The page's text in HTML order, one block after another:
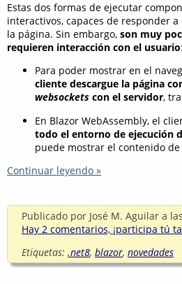
Estas dos formas de ejecutar
interactivos, capaces de responder
la página. Sin embargo, son muy
requieren interacción con el usuario
Para poder mostrar en el
cliente descargue la página
websockets con el servidor,
En Blazor WebAssembly, el
todo el entorno de ejecución
puede mostrar el contenido
Continuar leyendo »
Publicado por José M. Aguilar a
Hay 2 comentarios, ¡participa tú
Etiquetas: .net8, blazor, novedades